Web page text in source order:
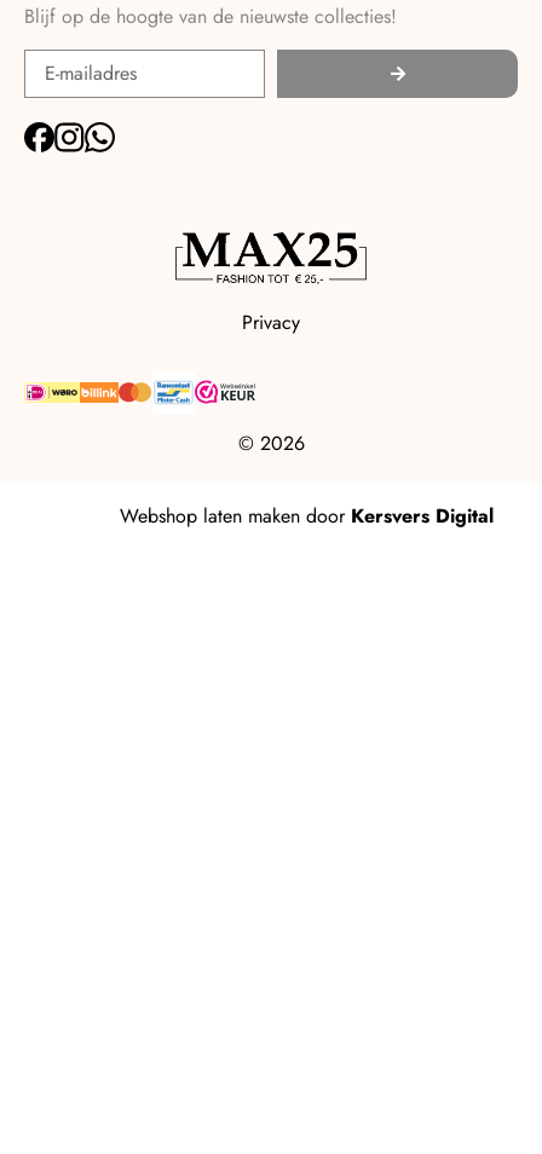
Blijf op de hoogte van de nieuwste collecties!
Privacy
© 2026
Webshop laten maken door Kersvers Digital